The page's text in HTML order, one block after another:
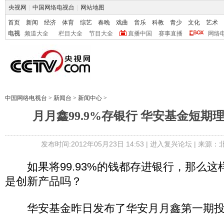
央视网 中国网络电视台 网站地图
首页 新闻 经济 体育 综艺 春晚 戏曲 音乐 科教 青少 文化
艺术
电视
频道大全 栏目大全 节目大全 直播中国 赛事直播 网络
中国网络电视台 > 新闻台 > 新闻中心 >
月月鑫99.9%存银行 华安基金短期
发布时间:2012年05月23日 14:53 | 进入复兴论坛| 来源：
如果将99.93%的钱都存进银行，那么这
是创新产品吗？
华安基金昨日发布了华安月月鑫第一期